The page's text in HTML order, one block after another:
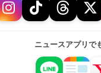
ニュースアプリで